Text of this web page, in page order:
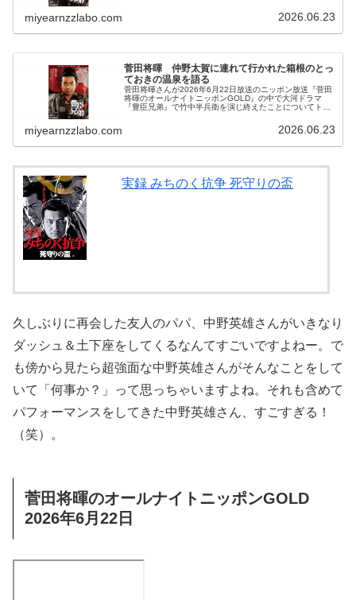
miyearnzzlabo.com 2026.06.23
菅田将暉 仲野太賀に連れて行かれた箱根のとっ
ておきの温泉を語る
菅田将暉さんが2026年6月22日放送のニッポン放送『菅田
将暉のオールナイトニッポンGOLD』の中で大河ドラマ
『豊臣兄弟』で竹中半兵衛を演じ終えたことについてトー
われ、2人で箱根の温泉に行った話をしていました。
miyearnzzlabo.com 2026.06.23
実録 みちのく抗争 死守りの盃
久しぶりに再会した友人のパパ、中野英雄さんがいきなり
ダッシュ＆土下座をしてくるなんてすごいですよねー。で
も傍から見たら超強面な中野英雄さんがそんなことをして
いて「何事か？」って思っちゃいますよね。それも含めて
パフォーマンスをしてきた中野英雄さん、すごすぎる！
（笑）。
菅田将暉のオールナイトニッポンGOLD
2026年6月22日